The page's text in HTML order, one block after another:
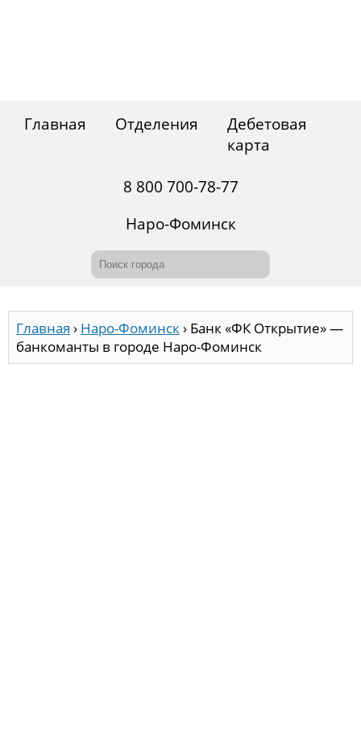
Главная Отделения
Дебетовая
карта
8 800 700-78-77
Наро-Фоминск
Главная › Наро-Фоминск › Банк «ФК Открытие» —
банкоманты в городе Наро-Фоминск